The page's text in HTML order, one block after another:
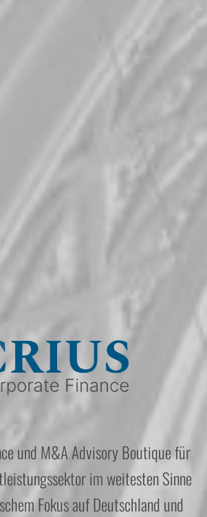
und M&A Advisory Boutique für
im weitesten Sinne
Fokus auf Deutschland und